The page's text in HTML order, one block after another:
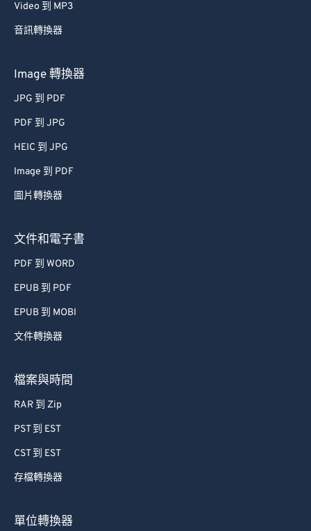
Video 到 MP3
音訊轉換器
Image 轉換器
JPG 到 PDF
PDF 到 JPG
HEIC 到 JPG
Image 到 PDF
圖片轉換器
文件和電子書
PDF 到 WORD
EPUB 到 PDF
EPUB 到 MOBI
文件轉換器
檔案與時間
RAR 到 Zip
PST 到 EST
CST 到 EST
存檔轉換器
單位轉換器